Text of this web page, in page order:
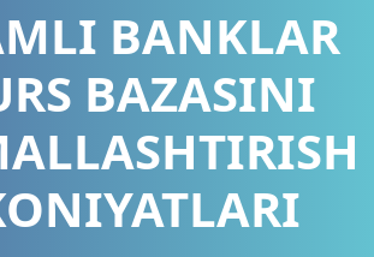
BANKLAR
BAZASINI